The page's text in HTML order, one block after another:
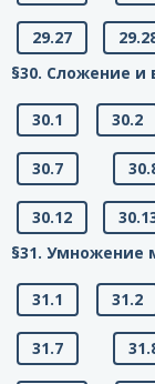
29.27
§30. Сложение и
30.1 30.2
30.7
30.12
§31. Умножение
31.1 31.2
31.7